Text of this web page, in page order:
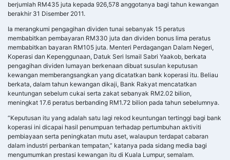
berjumlah RM435 juta kepada 926,578 anggotanya bagi tahun kewangan
berakhir 31 Disember 2011.
Ia merangkumi pengagihan dividen tunai sebanyak 15 peratus
membabitkan pembayaran RM330 juta dan dividen bonus lima peratus
membabitkan bayaran RM105 juta. Menteri Perdagangan Dalam Negeri,
Koperasi dan Kepenggunaan, Datuk Seri Ismail Sabri Yaakob, berkata
pengagihan dividen lumayan berkenaan dibuat susulan keputusan
kewangan memberangsangkan yang dicatatkan bank koperasi itu. Beliau
berkata, dalam tahun kewangan dikaji, Bank Rakyat mencatatkan
keuntungan sebelum cukai serta zakat sebanyak RM2.02 bilion,
meningkat 17.6 peratus berbanding RM1.72 bilion pada tahun sebelumnya.
“Keputusan itu yang adalah satu lagi rekod keuntungan tertinggi bagi bank
koperasi ini dicapai hasil penumpuan terhadap pertumbuhan aktiviti
pembiayaan serta peningkatan mutu aset, walaupun terdapat cabaran
dalam industri perbankan tempatan,” katanya pada sidang media bagi
mengumumkan prestasi kewangan itu di Kuala Lumpur, semalam.